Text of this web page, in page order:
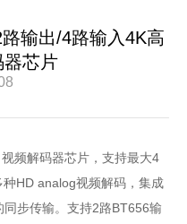
输出/4路输入4K高
器芯片
频解码器芯片，支持最大4
HD analog视频解码，集成
步传输。支持2路BT656输